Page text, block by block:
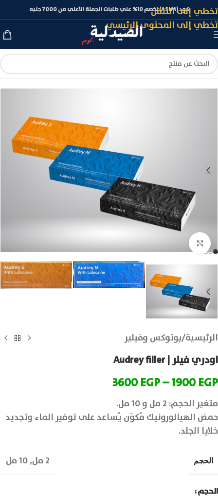
تخطي إلى التنقل
تخطي إلى المحتوى الرئيسي
كود (ASLM) لخصم 10% علي طلبات الجملة الأعلي من 7000 جنيه
انقر للتكبير
الرئيسية/بوتوكس وفيلير
اودري فيلر | Audrey filler
1900EGP
–
3600EGP
متغير الحجم: 2 مل و 10 مل.
حمض الهيالورونيك مُكوّن يُساعد على توفير الماء وتجديد
خلايا الجلد.
الحجم 2 مل ,10 مل
الحجم